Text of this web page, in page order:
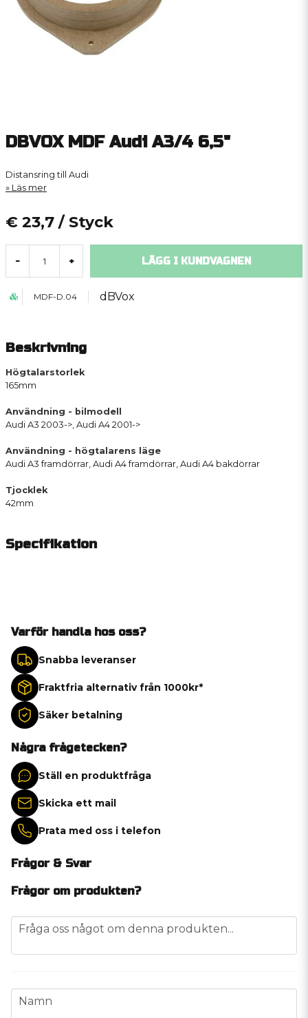
DBVOX MDF Audi A3/4 6,5"
Distansring till Audi
Läs mer
€ 23,7 / Styck
- + LÄGG I KUNDVAGNEN
MDF-D.04 dBVox
Beskrivning
Högtalarstorlek
165mm
Användning - bilmodell
Audi A3 2003->, Audi A4 2001->
Användning - högtalarens läge
Audi A3 framdörrar, Audi A4 framdörrar, Audi A4 bakdörrar
Tjocklek
42mm
Specifikation
Varför handla hos oss?
Snabba leveranser
Fraktfria alternativ från 1000kr*
Säker betalning
Några frågetecken?
Ställ en produktfråga
Skicka ett mail
Prata med oss i telefon
Frågor & Svar
Frågor om produkten?
question
Fråga oss något om denna produkten...
name
Namn